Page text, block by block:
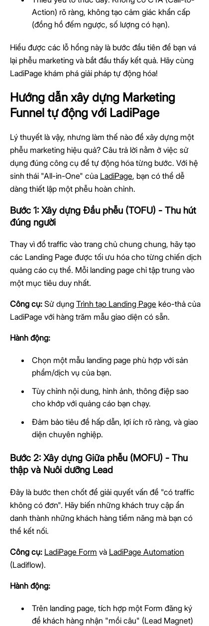
Action) rõ ràng, không tạo cảm giác khẩn cấp
(đồng hồ đếm ngược, số lượng có hạn).
Hiểu được các lỗ hổng này là bước đầu tiên để bạn vá
lại phễu marketing và bắt đầu thấy kết quả. Hãy cùng
LadiPage khám phá giải pháp tự động hóa!
Hướng dẫn xây dựng Marketing
Funnel tự động với LadiPage
Lý thuyết là vậy, nhưng làm thế nào để xây dựng một
phễu marketing hiệu quả? Câu trả lời nằm ở việc sử
dụng đúng công cụ để tự động hóa từng bước. Với hệ
sinh thái "All-in-One" của LadiPage, bạn có thể dễ
dàng thiết lập một phễu hoàn chỉnh.
Bước 1: Xây dựng Đầu phễu (TOFU) - Thu hút
đúng người
Thay vì đổ traffic vào trang chủ chung chung, hãy tạo
các Landing Page được tối ưu hóa cho từng chiến dịch
quảng cáo cụ thể. Mỗi landing page chỉ tập trung vào
một mục tiêu duy nhất.
Công cụ: Sử dụng Trình tạo Landing Page kéo-thả của
LadiPage với hàng trăm mẫu giao diện có sẵn.
Hành động:
Chọn một mẫu landing page phù hợp với sản
phẩm/dịch vụ của bạn.
Tùy chỉnh nội dung, hình ảnh, thông điệp sao
cho khớp với quảng cáo bạn chạy.
Đảm bảo tiêu đề hấp dẫn, lợi ích rõ ràng, và giao
diện chuyên nghiệp.
Bước 2: Xây dựng Giữa phễu (MOFU) - Thu
thập và Nuôi dưỡng Lead
Đây là bước then chốt để giải quyết vấn đề "có traffic
không có đơn". Hãy biến những khách truy cập ẩn
danh thành những khách hàng tiềm năng mà bạn có
thể kết nối.
Công cụ: LadiPage Form và LadiPage Automation
(Ladiflow).
Hành động:
Trên landing page, tích hợp một Form đăng ký
để khách hàng nhận "mồi câu" (Lead Magnet)